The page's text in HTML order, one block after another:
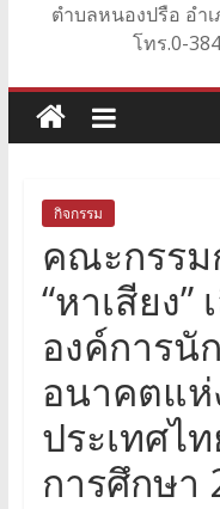
ตำบลหนองปรือ อำ
โทร.0-
กิจกรรม
คณะกรรม
“หาเสียง”
องค์การนั
อนาคตแห่
ประเทศไ
การศึกษา